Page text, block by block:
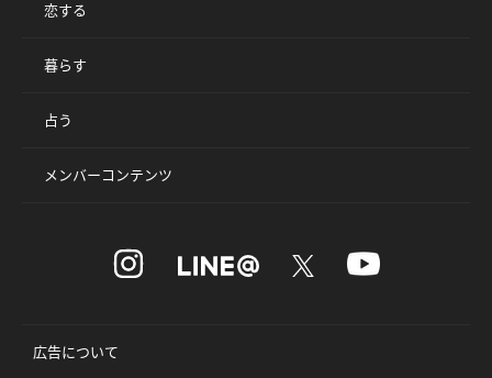
恋する
暮らす
占う
メンバーコンテンツ
広告について